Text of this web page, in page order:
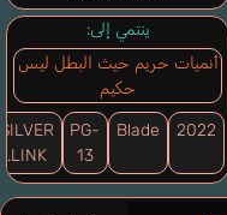
ينتمي إلى:
أنميات حريم حيث البطل ليس
حكيم
2022
Blade
PG-
13
SILVER
LINK.